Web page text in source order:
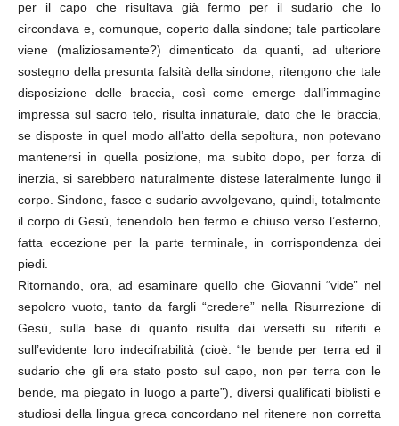
per il capo che risultava già fermo per il sudario che lo
circondava e, comunque, coperto dalla sindone; tale particolare
viene (maliziosamente?) dimenticato da quanti, ad ulteriore
sostegno della presunta falsità della sindone, ritengono che tale
disposizione delle braccia, così come emerge dall’immagine
impressa sul sacro telo, risulta innaturale, dato che le braccia,
se disposte in quel modo all’atto della sepoltura, non potevano
mantenersi in quella posizione, ma subito dopo, per forza di
inerzia, si sarebbero naturalmente distese lateralmente lungo il
corpo. Sindone, fasce e sudario avvolgevano, quindi, totalmente
il corpo di Gesù, tenendolo ben fermo e chiuso verso l’esterno,
fatta eccezione per la parte terminale, in corrispondenza dei
piedi.
Ritornando, ora, ad esaminare quello che Giovanni “vide” nel
sepolcro vuoto, tanto da fargli “credere” nella Risurrezione di
Gesù, sulla base di quanto risulta dai versetti su riferiti e
sull’evidente loro indecifrabilità (cioè: “le bende per terra ed il
sudario che gli era stato posto sul capo, non per terra con le
bende, ma piegato in luogo a parte”), diversi qualificati biblisti e
studiosi della lingua greca concordano nel ritenere non corretta